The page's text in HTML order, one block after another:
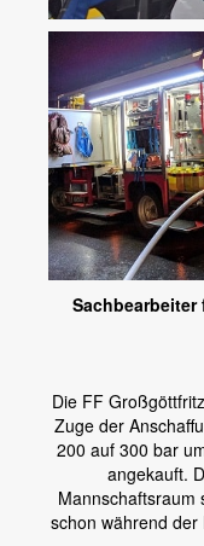
Die FF
Zuge der
200 auf 300 bar
angekauft.
Mannschaftsraum
schon während